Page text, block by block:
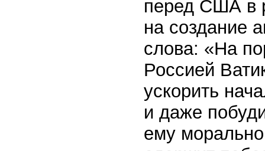
перед США в
на создание
слова: «На
Россией
ускорить
и даже
ему